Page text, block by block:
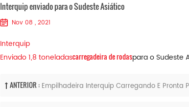
Interquip enviado para o Sudeste Asiático
Nov 08 , 2021
Interquip
Enviado 1,8 toneladascarregadeira de rodaspara o Sudeste
ANTERIOR : Empilhadeira Interquip Carregando E Pronta